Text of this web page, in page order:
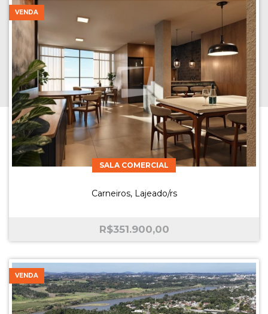
VENDA
SALA COMERCIAL
Carneiros, Lajeado/rs
R$351.900,00
VENDA